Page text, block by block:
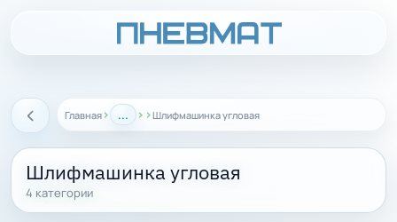
Назад Главная › ... › ›Шлифмашинка угловая
Шлифмашинка угловая
4 категории